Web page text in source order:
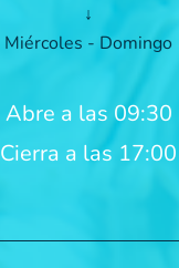
↓
Miércoles - Domingo
Abre a las 09:30
Cierra a las 17:00